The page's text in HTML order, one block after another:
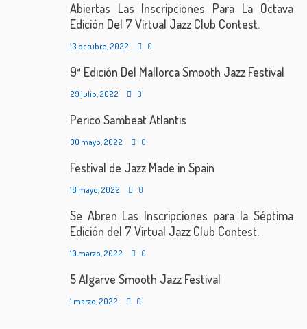
Abiertas Las Inscripciones Para La Octava
Edición Del 7 Virtual Jazz Club Contest.
13 octubre, 2022 0
9ª Edición Del Mallorca Smooth Jazz Festival
29 julio, 2022 0
Perico Sambeat Atlantis
30 mayo, 2022 0
Festival de Jazz Made in Spain
18 mayo, 2022 0
Se Abren Las Inscripciones para la Séptima
Edición del 7 Virtual Jazz Club Contest.
10 marzo, 2022 0
5 Algarve Smooth Jazz Festival
1 marzo, 2022 0